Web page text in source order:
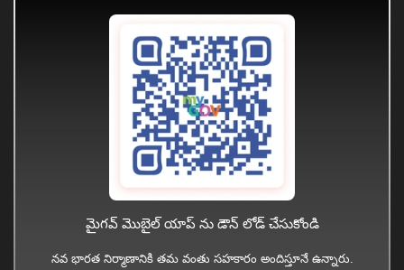
మైగవ్ మొబైల్ యాప్ ను డౌన్ లోడ్ చేసుకోండి
నవ భారత నిర్మాణానికి తమ వంతు సహకారం అందిస్తూనే ఉన్నారు.